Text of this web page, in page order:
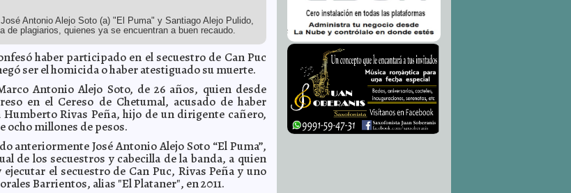
Antonio Alejo Soto (a) "El Puma" y Santiago Alejo Pulido,
de plagiarios, quienes ya se encuentran a buen recaudo.
haber participado en el secuestro de Can Puc
ser el homicida o haber atestiguado su muerte.
Antonio Alejo Soto, de 26 años, quien desde
en el Cereso de Chetumal, acusado de haber
Humberto Rivas Peña, hijo de un dirigente cañero,
ocho millones de pesos.
anteriormente José Antonio Alejo Soto “El Puma”,
de los secuestros y cabecilla de la banda, a quien
ejecutar el secuestro de Can Puc, Rivas Peña y uno
Barrientos, alias "El Plataner", en 2011.